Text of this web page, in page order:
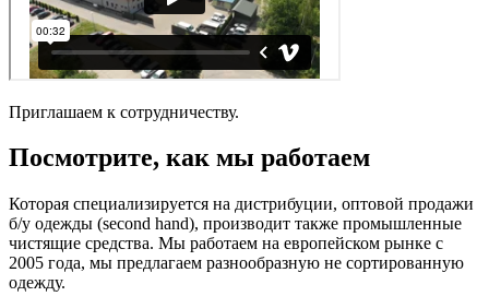
Приглашаем к сотрудничеству.
Посмотрите, как мы работаем
Которая специализируется на дистрибуции, оптовой продажи
б/у одежды (second hand), производит также промышленные
чистящие средства. Мы работаем на европейском рынке с
2005 года, мы предлагаем разнообразную не сортированную
одежду.